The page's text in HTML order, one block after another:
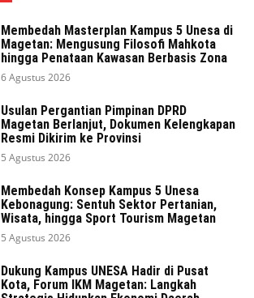
Membedah Masterplan Kampus 5 Unesa di
Magetan: Mengusung Filosofi Mahkota
hingga Penataan Kawasan Berbasis Zona
6 Agustus 2026
Usulan Pergantian Pimpinan DPRD
Magetan Berlanjut, Dokumen Kelengkapan
Resmi Dikirim ke Provinsi
5 Agustus 2026
Membedah Konsep Kampus 5 Unesa
Kebonagung: Sentuh Sektor Pertanian,
Wisata, hingga Sport Tourism Magetan
5 Agustus 2026
Dukung Kampus UNESA Hadir di Pusat
Kota, Forum IKM Magetan: Langkah